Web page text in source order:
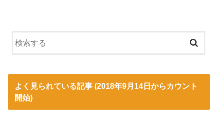
よく見られている記事 (2018年9月14日からカウント
開始)